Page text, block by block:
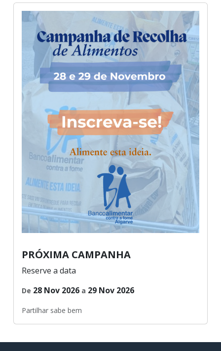
PRÓXIMA CAMPANHA
Reserve a data
De 28 Nov 2026 a 29 Nov 2026
Partilhar sabe bem